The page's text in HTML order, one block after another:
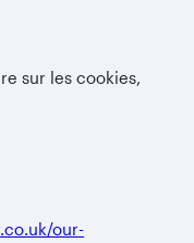
sur les cookies,
our-